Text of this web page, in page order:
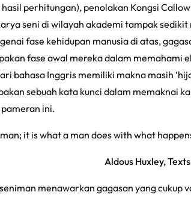
perhitungan), penolakan Kongsi
seni di wilayah akademi tampak sedikit
fase kehidupan manusia di atas,
fase awal mereka dalam memahami
bahasa Inggris memiliki makna masih
sebuah kata kunci dalam memaknai
ini.
it is what a man does with what
Aldous Huxley,
menawarkan gagasan yang cukup